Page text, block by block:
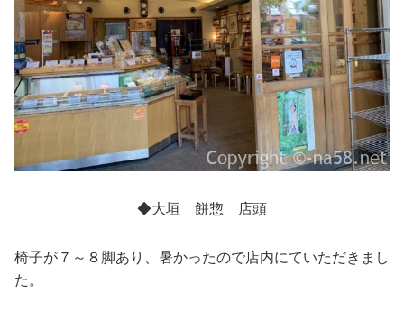
◆大垣 餅惣 店頭
椅子が７～８脚あり、暑かったので店内にていただきまし
た。